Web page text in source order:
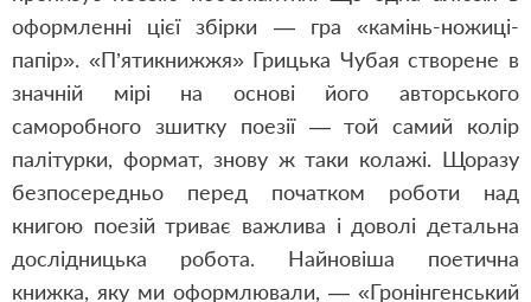
оформленні цієї збірки — гра «камінь-ножиці-
папір». «П’ятикнижжя» Грицька Чубая створене в
значній мірі на основі його авторського
саморобного зшитку поезії — той самий колір
палітурки, формат, знову ж таки колажі. Щоразу
безпосередньо перед початком роботи над
книгою поезій триває важлива і доволі детальна
дослідницька робота. Найновіша поетична
книжка, яку ми оформлювали, — «Гронінгенський